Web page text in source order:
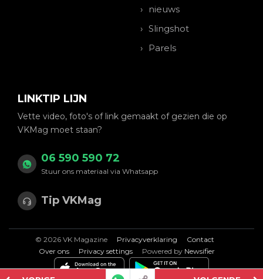
nieuws
Slingshot
Parels
LINKTIP LIJN
Vette video, foto's of link gemaakt of gezien die op
VKMag moet staan?
06 590 590 72
Stuur ons materiaal via Whatsapp
Tip VKMag
© 2026 VK Magazine Privacyverklaring
Contact
Over ons
Privacy settings Powered by Newsifier